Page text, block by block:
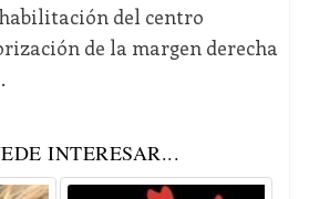
del centro
de la margen derecha
INTERESAR...